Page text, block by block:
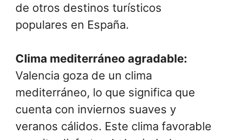
de otros destinos turísticos
populares en España.
Clima mediterráneo agradable:
Valencia goza de un clima
mediterráneo, lo que significa que
cuenta con inviernos suaves y
veranos cálidos. Este clima favorable